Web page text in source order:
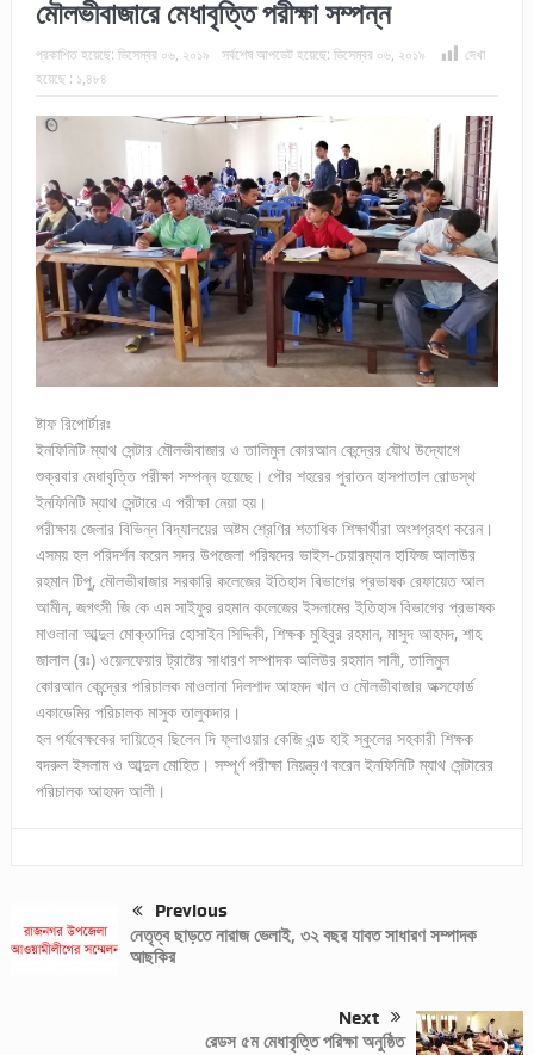
মৌলভীবাজারে মেধাবৃত্তি পরীক্ষা সম্পন্ন
প্রকাশিত হয়েছে: ডিসেম্বর ০৬, ২০১৯ সর্বশেষ আপডেট হয়েছে: ডিসেম্বর ০৬, ২০১৯
দেখা
হয়েছে : ১,৪৮৪
ষ্টাফ রিপোর্টারঃ
ইনফিনিটি ম্যাথ সেন্টার মৌলভীবাজার ও তালিমুল কোরআন কেন্দ্রের যৌথ উদ্যোগে
শুক্রবার মেধাবৃত্তি পরীক্ষা সম্পন্ন হয়েছে। পৌর শহরের পুরাতন হাসপাতাল রোডস্থ
ইনফিনিটি ম্যাথ সেন্টারে এ পরীক্ষা নেয়া হয়।
পরীক্ষায় জেলার বিভিন্ন বিদ্যালয়ের অষ্টম শ্রেণির শতাধিক শিক্ষার্থীরা অংশগ্রহণ করেন।
এসময় হল পরিদর্শন করেন সদর উপজেলা পরিষদের ভাইস-চেয়ারম্যান হাফিজ আলাউর
রহমান টিপু, মৌলভীবাজার সরকারি কলেজের ইতিহাস বিভাগের প্রভাষক রেফায়েত আল
আমীন, জগৎসী জি কে এম সাইফুর রহমান কলেজের ইসলামের ইতিহাস বিভাগের প্রভাষক
মাওলানা আব্দুল মোক্তাদির হোসাইন সিদ্দিকী, শিক্ষক মুহিবুর রহমান, মাসুদ আহমদ, শাহ
জালাল (রঃ) ওয়েলফেয়ার ট্রাষ্টের সাধারণ সম্পাদক অলিউর রহমান সানী, তালিমুল
কোরআন কেন্দ্রের পরিচালক মাওলানা দিলশাদ আহমদ খান ও মৌলভীবাজার অক্সফোর্ড
একাডেমির পরিচালক মাসুক তালুকদার।
হল পর্যবেক্ষকের দায়িত্বে ছিলেন দি ফ্লাওয়ার কেজি এন্ড হাই স্কুলের সহকারী শিক্ষক
বদরুল ইসলাম ও আব্দুল মোহিত। সম্পূর্ণ পরীক্ষা নিয়ন্ত্রণ করেন ইনফিনিটি ম্যাথ সেন্টারের
পরিচালক আহমদ আলী।
Previous
নেতৃত্ব ছাড়তে নারাজ ভেলাই, ৩২ বছর যাবত সাধারণ সম্পাদক
আছকির
Next
রেডস ৫ম মেধাবৃত্তি পরিক্ষা অনুষ্ঠিত